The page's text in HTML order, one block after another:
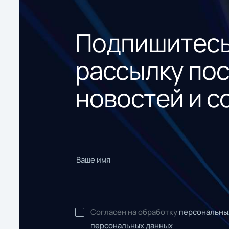
рассылку
новостей и
Согласен на обработку
персональных данных